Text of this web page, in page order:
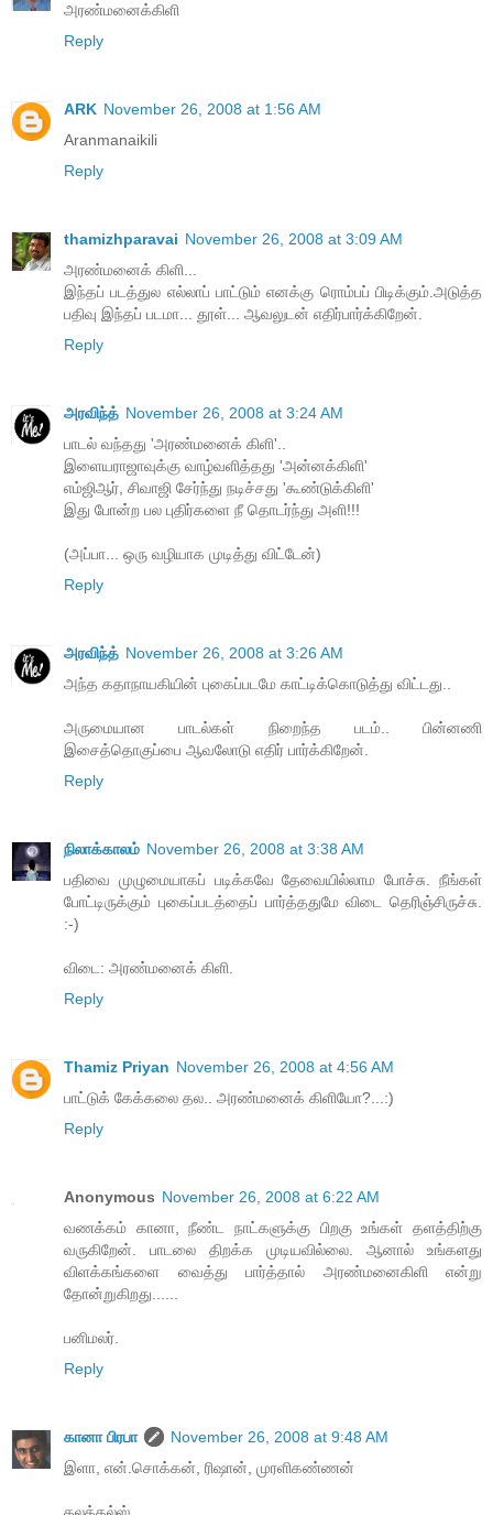
அரண்மனைக்கிளி
Reply
ARK November 26, 2008 at 1:56 AM
Aranmanaikili
Reply
thamizhparavai November 26, 2008 at 3:09 AM
அரண்மனைக் கிளி...
இந்தப் படத்துல எல்லாப் பாட்டும் எனக்கு ரொம்பப் பிடிக்கும்.அடுத்த
பதிவு இந்தப் படமா... தூள்... ஆவலுடன் எதிர்பார்க்கிறேன்.
Reply
அரவிந்த் November 26, 2008 at 3:24 AM
பாடல் வந்தது 'அரண்மனைக் கிளி'..
இளையராஜாவுக்கு வாழ்வளித்தது 'அன்னக்கிளி'
எம்ஜிஆர், சிவாஜி சேர்ந்து நடிச்சது 'கூண்டுக்கிளி'
இது போன்ற பல புதிர்களை நீ தொடர்ந்து அளி!!!
(அப்பா... ஒரு வழியாக முடித்து விட்டேன்)
Reply
அரவிந்த் November 26, 2008 at 3:26 AM
அந்த கதாநாயகியின் புகைப்படமே காட்டிக்கொடுத்து விட்டது..
அருமையான பாடல்கள் நிறைந்த படம்.. பின்னணி
இசைத்தொகுப்பை ஆவலோடு எதிர் பார்க்கிறேன்.
Reply
நிலாக்காலம் November 26, 2008 at 3:38 AM
பதிவை முழுமையாகப் படிக்கவே தேவையில்லாம போச்சு. நீங்கள்
போட்டிருக்கும் புகைப்படத்தைப் பார்த்ததுமே விடை தெரிஞ்சிருச்சு.
:-)
விடை: அரண்மனைக் கிளி.
Reply
Thamiz Priyan November 26, 2008 at 4:56 AM
பாட்டுக் கேக்கலை தல.. அரண்மனைக் கிளியோ?...:)
Reply
Anonymous November 26, 2008 at 6:22 AM
வணக்கம் கானா, நீண்ட நாட்களுக்கு பிறகு உங்கள் தளத்திற்கு
வருகிறேன். பாடலை திறக்க முடியவில்லை. ஆனால் உங்களது
விளக்கங்களை வைத்து பார்த்தால் அரண்மனைகிளி என்று
தோன்றுகிறது......
பனிமலர்.
Reply
கானா பிரபா
November 26, 2008 at 9:48 AM
இளா, என்.சொக்கன், ரிஷான், முரளிகண்ணன்